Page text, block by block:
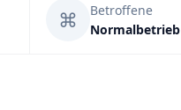
⌘
Betroffene
Normalbetrieb